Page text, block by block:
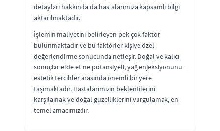
detayları hakkında da hastalarımıza kapsamlı bilgi
aktarılmaktadır.
İşlemin maliyetini belirleyen pek çok faktör
bulunmaktadır ve bu faktörler kişiye özel
değerlendirme sonucunda netleşir. Doğal ve kalıcı
sonuçlar elde etme potansiyeli, yağ enjeksiyonunu
estetik tercihler arasında önemli bir yere
taşımaktadır. Hastalarımızın beklentilerini
karşılamak ve doğal güzelliklerini vurgulamak, en
temel amacımızdır.